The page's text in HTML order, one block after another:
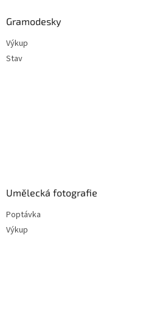
Gramodesky
Výkup
Stav
Umělecká fotografie
Poptávka
Výkup